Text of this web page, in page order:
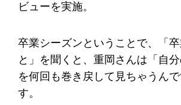
ビューを実施。
卒業シーズンということで、「卒
と」を聞くと、重岡さんは「自
を何回も巻き戻して見ちゃうん
す。